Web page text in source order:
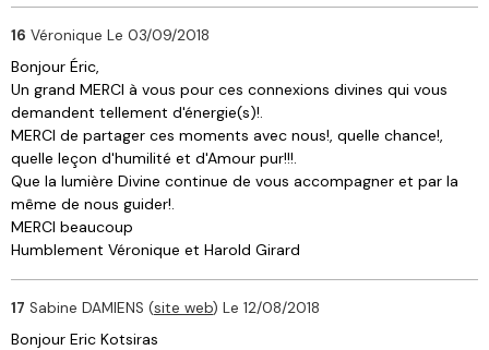
16 Véronique Le 03/09/2018
Bonjour Éric,
Un grand MERCI à vous pour ces connexions divines qui vous
demandent tellement d'énergie(s)!.
MERCI de partager ces moments avec nous!, quelle chance!,
quelle leçon d'humilité et d'Amour pur!!!.
Que la lumière Divine continue de vous accompagner et par la
même de nous guider!.
MERCI beaucoup
Humblement Véronique et Harold Girard
17 Sabine DAMIENS (site web) Le 12/08/2018
Bonjour Eric Kotsiras